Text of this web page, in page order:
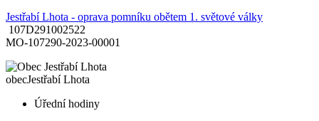
Jestřabí Lhota - oprava pomníku obětem 1. světové války
107D291002522
MO-107290-2023-00001
obecJestřabí Lhota
Úřední hodiny